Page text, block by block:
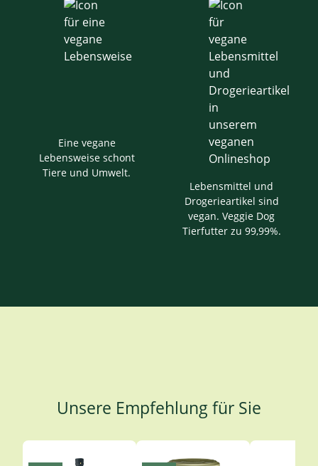
Eine vegane
Lebensweise schont
Tiere und Umwelt.
Lebensmittel und
Drogerieartikel sind
vegan. Veggie Dog
Tierfutter zu 99,99%.
Unsere Empfehlung für Sie
Produktgalerie überspringen